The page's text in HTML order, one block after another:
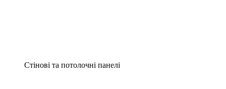
Стінові та потолочні панелі